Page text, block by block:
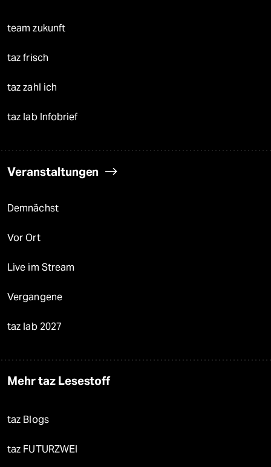
team zukunft
taz frisch
taz zahl ich
taz lab Infobrief
Veranstaltungen
Demnächst
Vor Ort
Live im Stream
Vergangene
taz lab 2027
Mehr taz Lesestoff
taz Blogs
taz FUTURZWEI